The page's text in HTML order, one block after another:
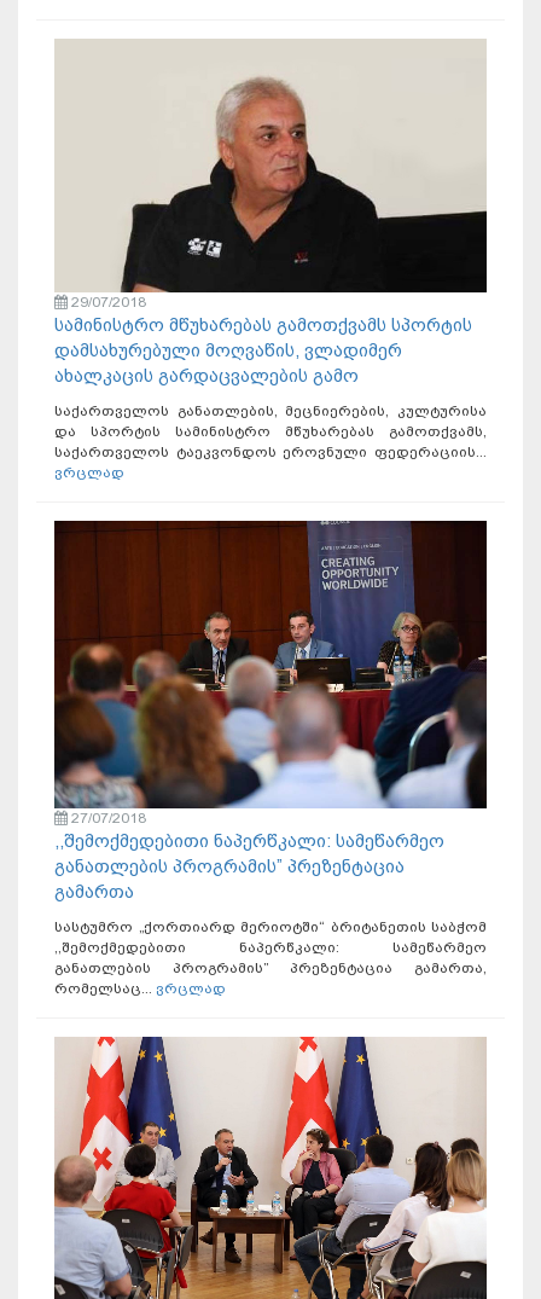
29/07/2018
სამინისტრო მწუხარებას გამოთქვამს სპორტის
დამსახურებული მოღვაწის, ვლადიმერ
ახალკაცის გარდაცვალების გამო
საქართველოს განათლების, მეცნიერების, კულტურისა
და სპორტის სამინისტრო მწუხარებას გამოთქვამს,
საქართველოს ტაეკვონდოს ეროვნული ფედერაციის...
ვრცლად
27/07/2018
,,შემოქმედებითი ნაპერწკალი: სამეწარმეო
განათლების პროგრამის” პრეზენტაცია
გამართა
სასტუმრო „ქორთიარდ მერიოტში“ ბრიტანეთის საბჭომ
,,შემოქმედებითი ნაპერწკალი: სამეწარმეო
განათლების პროგრამის” პრეზენტაცია გამართა,
რომელსაც... ვრცლად